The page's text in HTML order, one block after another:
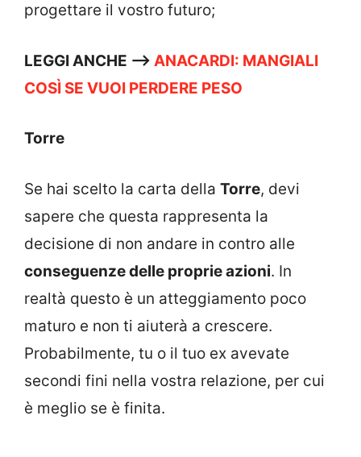
progettare il vostro futuro;
LEGGI ANCHE –> ANACARDI: MANGIALI
COSÌ SE VUOI PERDERE PESO
Torre
Se hai scelto la carta della Torre, devi
sapere che questa rappresenta la
decisione di non andare in contro alle
conseguenze delle proprie azioni. In
realtà questo è un atteggiamento poco
maturo e non ti aiuterà a crescere.
Probabilmente, tu o il tuo ex avevate
secondi fini nella vostra relazione, per cui
è meglio se è finita.